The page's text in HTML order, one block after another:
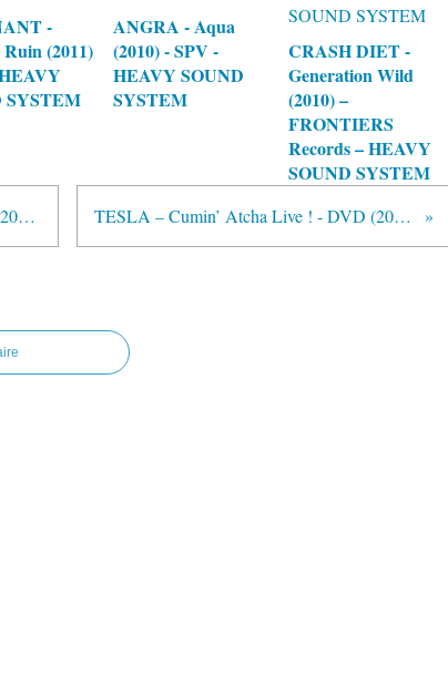
-
(2011)
SYSTEM
ANGRA - Aqua
(2010) - SPV -
HEAVY SOUND
SYSTEM
CRASH DIET -
Generation Wild
(2010) –
FRONTIERS
Records – HEAVY
SOUND SYSTEM
SIRENIA - The 13th Floor (2009) TESLA – Cumin’ Atcha Live ! - DVD (2008)